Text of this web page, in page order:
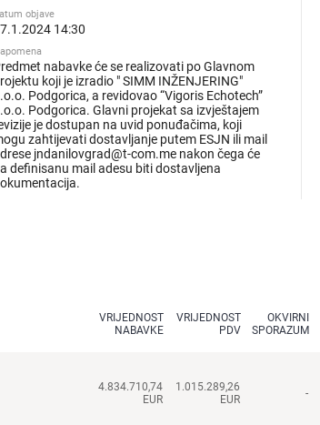
objave
14:30
nabavke će se realizovati po Glavnom
koji je izradio " SIMM INŽENJERING"
Podgorica, a revidovao “Vigoris Echotech”
Podgorica. Glavni projekat sa izvještajem
je dostupan na uvid ponuđačima, koji
zahtijevati dostavljanje putem ESJN ili mail
jndanilovgrad@t-com.me nakon čega će
definisanu mail adesu biti dostavljena
VRIJEDNOST
NABAVKE
VRIJEDNOST
PDV
OKVIRNI
SPORAZUM
4.834.710,74
EUR
1.015.289,26
EUR
-